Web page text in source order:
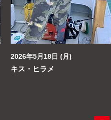
2026年5月18日 (月)
キス・ヒラメ